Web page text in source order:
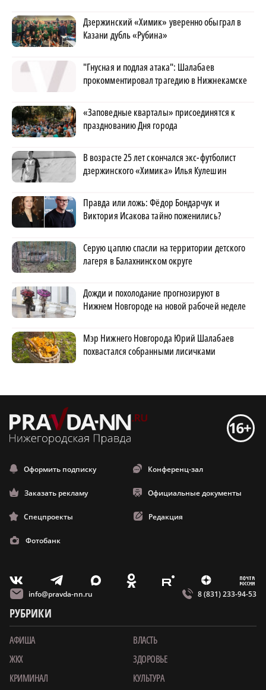
Дзержинский «Химик» уверенно обыграл в
Казани дубль «Рубина»
"Гнусная и подлая атака": Шалабаев
прокомментировал трагедию в Нижнекамске
«Заповедные кварталы» присоединятся к
празднованию Дня города
В возрасте 25 лет скончался экс-футболист
дзержинского «Химика» Илья Кулешин
Правда или ложь: Фёдор Бондарчук и
Виктория Исакова тайно поженились?
Серую цаплю спасли на территории детского
лагеря в Балахнинском округе
Дожди и похолодание прогнозируют в
Нижнем Новгороде на новой рабочей неделе
Мэр Нижнего Новгорода Юрий Шалабаев
похвастался собранными лисичками
Оформить подписку Конференц-зал
Заказать рекламу Официальные документы
Спецпроекты Редакция
Фотобанк
V T X O E Z m
info@pravda-nn.ru 8 (831) 233-94-53
РУБРИКИ
АФИША
ВЛАСТЬ
ЖКХ
ЗДОРОВЬЕ
КРИМИНАЛ
КУЛЬТУРА